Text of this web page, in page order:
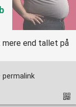
end tallet på
permalink